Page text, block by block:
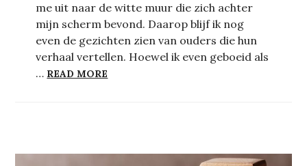
me uit naar de witte muur die zich achter
mijn scherm bevond. Daarop blijf ik nog
even de gezichten zien van ouders die hun
verhaal vertellen. Hoewel ik even geboeid als
… READ MORE